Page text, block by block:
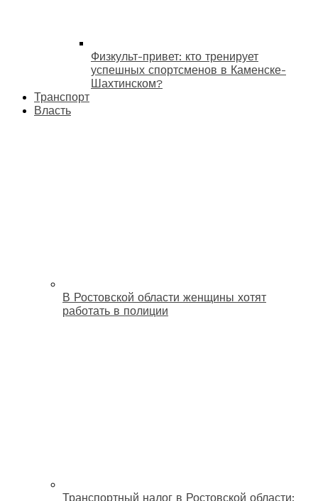
Физкульт-привет: кто тренирует
успешных спортсменов в Каменске-
Шахтинском?
Транспорт
Власть
В Ростовской области женщины хотят
работать в полиции
Транспортный налог в Ростовской области: